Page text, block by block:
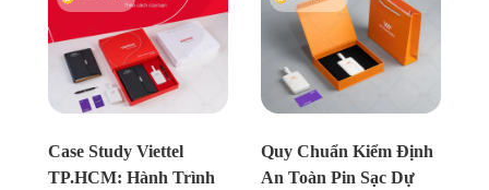
Case Study Viettel
TP.HCM: Hành Trình
Quy Chuẩn Kiểm Định
An Toàn Pin Sạc Dự